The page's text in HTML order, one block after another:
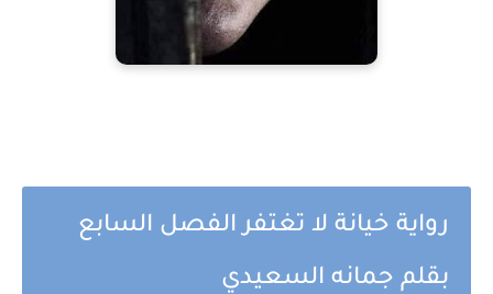
رواية خيانة لا تغتفر الفصل السابع
بقلم جمانه السعيدي